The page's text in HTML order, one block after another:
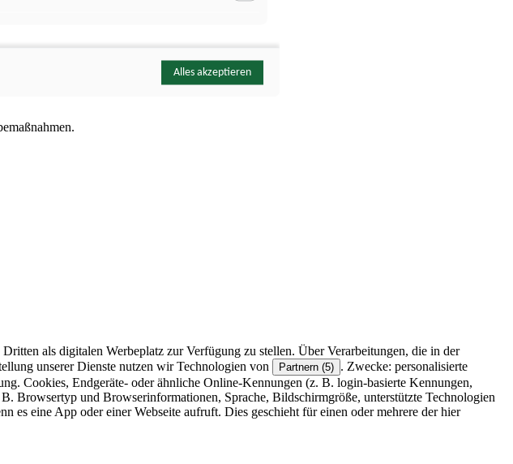
als digitalen Werbeplatz zur Verfügung zu stellen. Über Verarbeitungen, die in der
unserer Dienste nutzen wir Technologien von Partnern (5) . Zwecke: personalisierte
Cookies, Endgeräte- oder ähnliche Online-Kennungen (z. B. login-basierte Kennungen,
Browsertyp und Browserinformationen, Sprache, Bildschirmgröße, unterstützte Technologien
es eine App oder einer Webseite aufruft. Dies geschieht für einen oder mehrere der hier
Alles akzeptieren